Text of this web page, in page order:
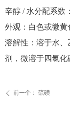
ꄴ 前一个： 硫磺
辛醇 / 水分配系数
外观：白色或微
溶解性：溶于水
剂，微溶于四氯化